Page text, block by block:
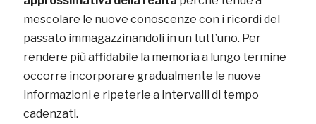
mescolare le nuove conoscenze con i ricordi del
passato immagazzinandoli in un tutt’uno. Per
rendere più affidabile la memoria a lungo termine
occorre incorporare gradualmente le nuove
informazioni e ripeterle a intervalli di tempo
cadenzati.